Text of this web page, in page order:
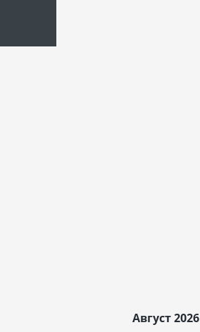
Август 2026